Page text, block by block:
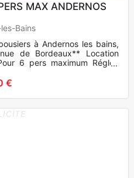
MAX ANDERNOS
Bains
à Andernos les bains,
de Bordeaux** Location
6 pers maximum Réglez
€